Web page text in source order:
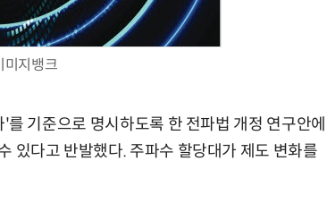
미지뱅크
기준으로 명시하도록 한 전파법 개정 연구안에
있다고 반발했다. 주파수 할당대가 제도 변화를
AI Native Enterprise를 지원하는 AI Ready Data 플랫폼 활용 전략